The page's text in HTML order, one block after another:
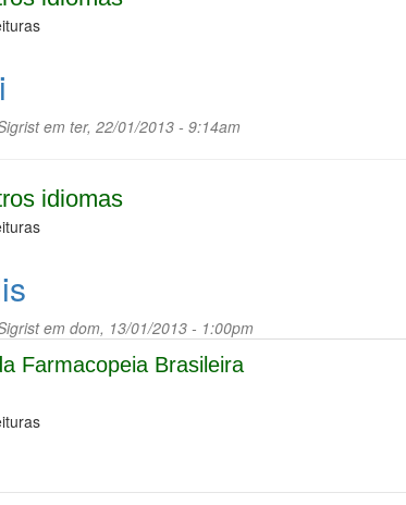
em ter, 22/01/2013 - 9:14am
idiomas
em dom, 13/01/2013 - 1:00pm
Farmacopeia Brasileira